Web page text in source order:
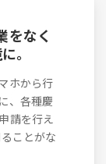
をなく
。
ホから行
、各種慶
請を行え
ことがな